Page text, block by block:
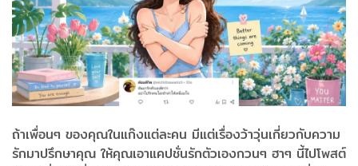
ถ้าเพื่อนๆ ของคุณในแก๊งแต่ละคน มีแต่เรื่องว้าวุ่นเกี่ยวกับความ
รักมาปรึกษาคุณ ให้คุณเอาแคปชั่นรักตัวเองกวนๆ ฮาๆ นี้ไปโพสต์